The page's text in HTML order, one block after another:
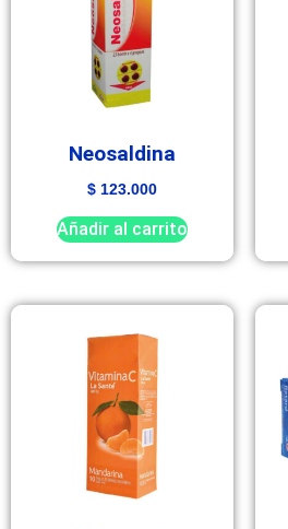
Neosaldina
$ 123.000
Añadir al carrito